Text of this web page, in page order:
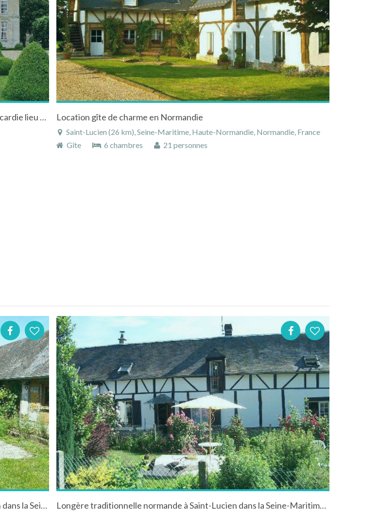
Dépendance du "Château de Boury" à Boury-en-Vexin en Picardie lieu de prestige à 70 km de Paris Location gîte de charme en Normandie
Saint-Lucien (26 km), Seine-Maritime, Haute-Normandie, Normandie, France
Gîte
6 chambres 21 personnes
Longère traditionelle avec vue sur le paysage à Saint-Lucien dans la Seine-Maritime en Normandie Longère traditionnelle normande à Saint-Lucien dans la Seine-Maritime en Normandie